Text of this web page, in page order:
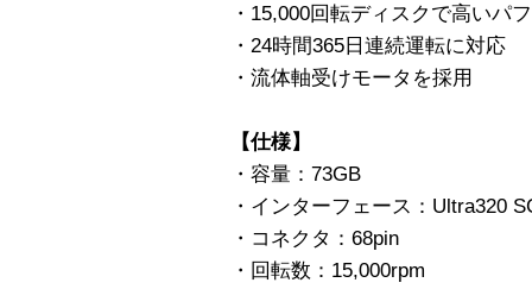
・15,000回転ディスクで高いパ
・24時間365日連続運転に対応
・流体軸受けモータを採用
【仕様】
・容量：73GB
・インターフェース：Ultra320
・コネクタ：68pin
・回転数：15,000rpm